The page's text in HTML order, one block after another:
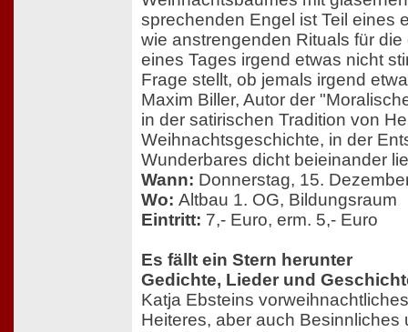
sprechenden Engel ist Teil eines
wie anstrengenden Rituals für
eines Tages irgend etwas nicht
Frage stellt, ob jemals irgend
Maxim Biller, Autor der
in der satirischen Tradition von
Weihnachtsgeschichte, in der
Wunderbares dicht beieinander
Wann: Donnerstag, 15.
Wo: Altbau 1. OG, Bildungsraum
Eintritt: 7,- Euro, erm. 5,- Euro
Es fällt ein Stern herunter
Gedichte, Lieder und
Katja Ebsteins
Heiteres, aber auch Besinnliches